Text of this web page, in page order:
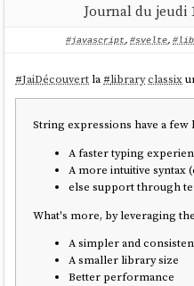
Voici le code source de ma mise
https://github.com/stephane-
es-database.js#L49 .
J'ai trouvé la librairie très
Pour l'instant, Listr sera mon
système affichant la progression
Journal du jeudi
#javascript, #svelte,
#JaiDécouvertla #libraryclassix
String expressions have a
A faster typing
A more intuitive syntax
else support through
What's more, by leveraging
A simpler and
A smaller library size
Better performance